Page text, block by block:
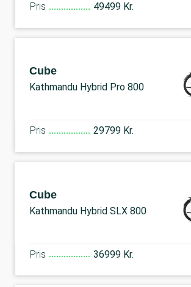
Pris 49499 Kr.
Cube
Kathmandu Hybrid Pro 800
Pris 29799 Kr.
Cube
Kathmandu Hybrid SLX 800
Pris 36999 Kr.